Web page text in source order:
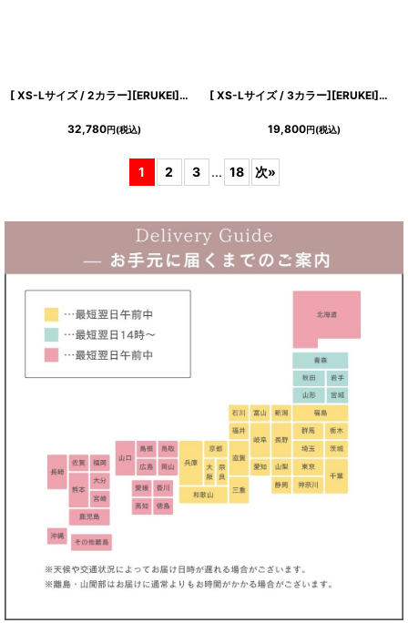
[ XS-Lサイズ / 2カラー][ERUKEI]モノトーン・リーフ柄・花柄・レースネック・Aライン・ノースリーブ・ロングドレス・ワンピース[薗田杏奈着用][送料無料]
32,780円(税込)
[ XS-Lサイズ / 3カラー][ERUKEI]フリルスリーブ・Vネック・フラワーコサージュ・ボタン・裾プリーツ・Aライン・ミニドレス・ワンピース[送料無料]
19,800円(税込)
1 2 3 ... 18 次»